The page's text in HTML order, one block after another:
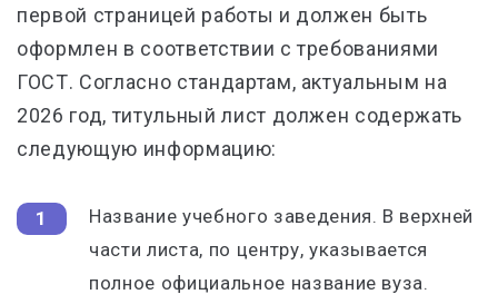
первой страницей работы и должен быть
оформлен в соответствии с требованиями
ГОСТ. Согласно стандартам, актуальным на
2026 год, титульный лист должен содержать
следующую информацию:
Название учебного заведения. В верхней
части листа, по центру, указывается
полное официальное название вуза.